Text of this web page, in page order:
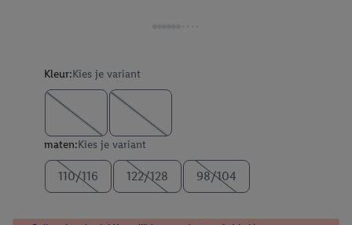
Kleur:Kies je variant
maten:Kies je variant
110/116 122/128 98/104